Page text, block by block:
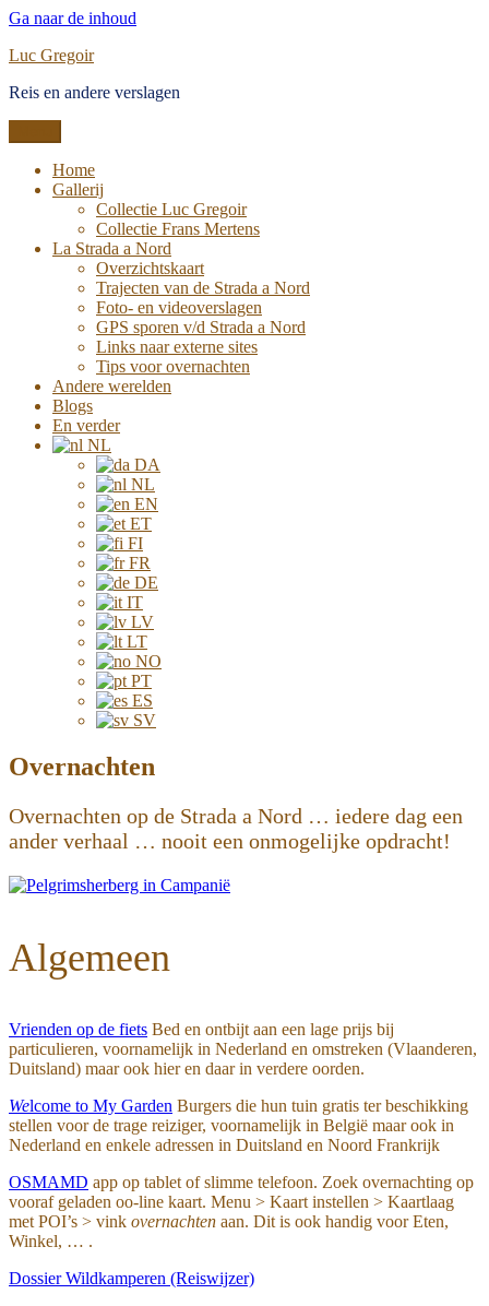
Ga naar de inhoud
Luc Gregoir
Reis en andere verslagen
Home
Gallerij
Collectie Luc Gregoir
Collectie Frans Mertens
La Strada a Nord
Overzichtskaart
Trajecten van de Strada a Nord
Foto- en videoverslagen
GPS sporen v/d Strada a Nord
Links naar externe sites
Tips voor overnachten
Andere werelden
Blogs
En verder
NL
DA
NL
EN
ET
FI
FR
DE
IT
LV
LT
NO
PT
ES
SV
Overnachten
Overnachten op de Strada a Nord … iedere dag een
ander verhaal … nooit een onmogelijke opdracht!
Algemeen
Vrienden op de fiets Bed en ontbijt aan een lage prijs bij
particulieren, voornamelijk in Nederland en omstreken (Vlaanderen,
Duitsland) maar ook hier en daar in verdere oorden.
Welcome to My Garden Burgers die hun tuin gratis ter beschikking
stellen voor de trage reiziger, voornamelijk in België maar ook in
Nederland en enkele adressen in Duitsland en Noord Frankrijk
OSMAMD app op tablet of slimme telefoon. Zoek overnachting op
vooraf geladen oo-line kaart. Menu > Kaart instellen > Kaartlaag
met POI’s > vink overnachten aan. Dit is ook handig voor Eten,
Winkel, … .
Dossier Wildkamperen (Reiswijzer)